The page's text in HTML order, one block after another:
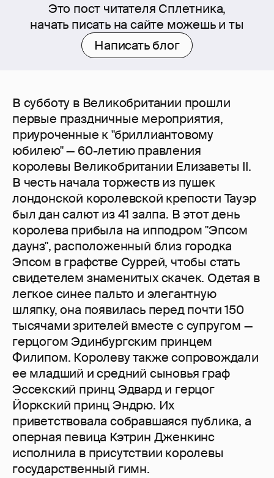
Это пост читателя Сплетника,
начать писать на сайте можешь и ты
Написать блог
В субботу в Великобритании прошли
первые праздничные мероприятия,
приуроченные к "бриллиантовому
юбилею" — 60-летию правления
королевы Великобритании Елизаветы II.
В честь начала торжеств из пушек
лондонской королевской крепости Тауэр
был дан салют из 41 залпа. В этот день
королева прибыла на ипподром "Эпсом
даунз", расположенный близ городка
Эпсом в графстве Суррей, чтобы стать
свидетелем знаменитых скачек. Одетая в
легкое синее пальто и элегантную
шляпку, она появилась перед почти 150
тысячами зрителей вместе с супругом —
герцогом Эдинбургским принцем
Филипом. Королеву также сопровождали
ее младший и средний сыновья граф
Эссекский принц Эдвард и герцог
Йоркский принц Эндрю. Их
приветствовала собравшаяся публика, а
оперная певица Кэтрин Дженкинс
исполнила в присутствии королевы
государственный гимн.